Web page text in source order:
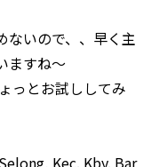
ないので、、早く主
ますね～
っとお試ししてみ
Kec. Kby. Bar